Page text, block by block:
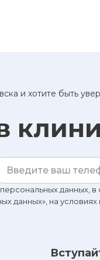
и хотите быть
данных,
данных», на